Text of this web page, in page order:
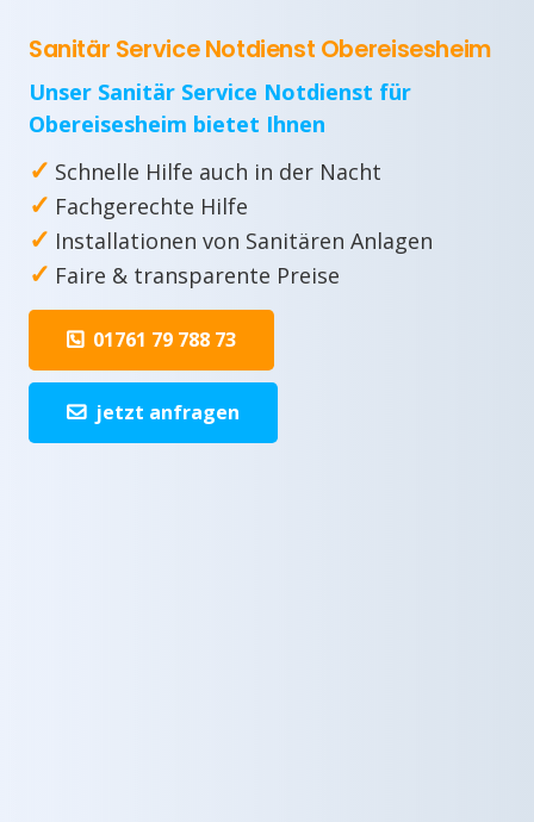
Sanitär Service Notdienst Obereisesheim
Unser Sanitär Service Notdienst für
Obereisesheim bietet Ihnen
✓ Schnelle Hilfe auch in der Nacht
✓ Fachgerechte Hilfe
✓ Installationen von Sanitären Anlagen
✓ Faire & transparente Preise
01761 79 788 73
jetzt anfragen